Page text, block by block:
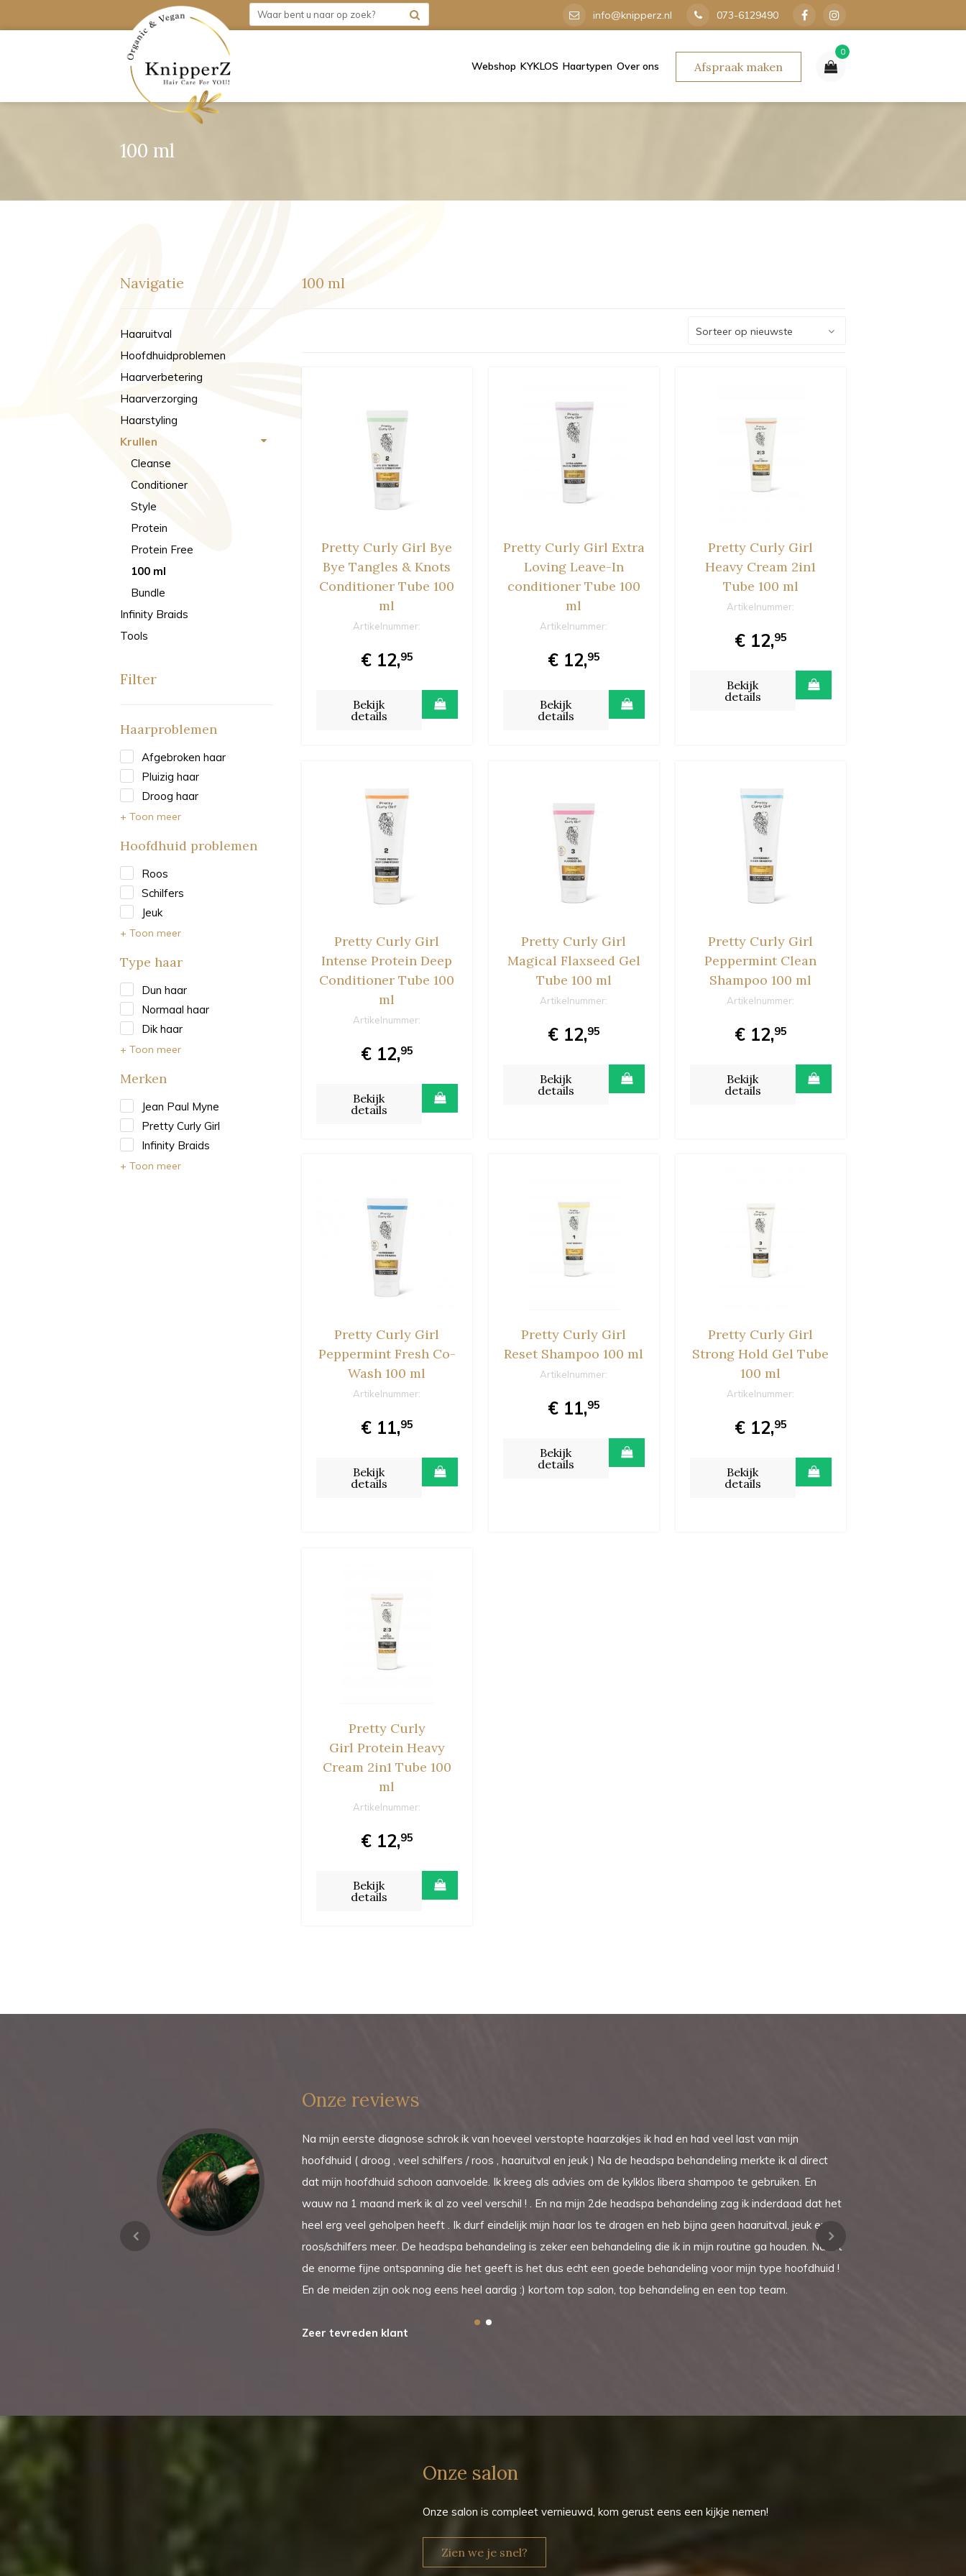
info@knipperz.nl 073-6129490
Webshop KYKLOS Haartypen Over ons Afspraak maken
0
100 ml
Navigatie
Haaruitval
Hoofdhuidproblemen
Haarverbetering
Haarverzorging
Haarstyling
Krullen
Cleanse
Conditioner
Style
Protein
Protein Free
100 ml
Bundle
Infinity Braids
Tools
Filter
Haarproblemen
Afgebroken haar
Pluizig haar
Droog haar
+ Toon meer
Hoofdhuid problemen
Roos
Schilfers
Jeuk
+ Toon meer
Type haar
Dun haar
Normaal haar
Dik haar
+ Toon meer
Merken
Jean Paul Myne
Pretty Curly Girl
Infinity Braids
+ Toon meer
100 ml
Pretty Curly Girl Bye
Bye Tangles & Knots
Conditioner Tube 100
ml
Artikelnummer:
€ 12,95
Bekijk
details
Pretty Curly Girl Extra
Loving Leave-In
conditioner Tube 100
ml
Artikelnummer:
€ 12,95
Bekijk
details
Pretty Curly Girl
Heavy Cream 2in1
Tube 100 ml
Artikelnummer:
€ 12,95
Bekijk
details
Pretty Curly Girl
Intense Protein Deep
Conditioner Tube 100
ml
Artikelnummer:
€ 12,95
Bekijk
details
Pretty Curly Girl
Magical Flaxseed Gel
Tube 100 ml
Artikelnummer:
€ 12,95
Bekijk
details
Pretty Curly Girl
Peppermint Clean
Shampoo 100 ml
Artikelnummer:
€ 12,95
Bekijk
details
Pretty Curly Girl
Peppermint Fresh Co-
Wash 100 ml
Artikelnummer:
€ 11,95
Bekijk
details
Pretty Curly Girl
Reset Shampoo 100 ml
Artikelnummer:
€ 11,95
Bekijk
details
Pretty Curly Girl
Strong Hold Gel Tube
100 ml
Artikelnummer:
€ 12,95
Bekijk
details
Pretty Curly
Girl Protein Heavy
Cream 2in1 Tube 100
ml
Artikelnummer:
€ 12,95
Bekijk
details
Onze reviews
Na mijn eerste diagnose schrok ik van hoeveel verstopte haarzakjes ik had en had veel last van mijn
hoofdhuid ( droog , veel schilfers / roos , haaruitval en jeuk ) Na de headspa behandeling merkte ik al direct
dat mijn hoofdhuid schoon aanvoelde. Ik kreeg als advies om de kylklos libera shampoo te gebruiken. En
wauw na 1 maand merk ik al zo veel verschil ! . En na mijn 2de headspa behandeling zag ik inderdaad dat het
heel erg veel geholpen heeft . Ik durf eindelijk mijn haar los te dragen en heb bijna geen haaruitval, jeuk en
roos/schilfers meer. De headspa behandeling is zeker een behandeling die ik in mijn routine ga houden. Naast
de enorme fijne ontspanning die het geeft is het dus echt een goede behandeling voor mijn type hoofdhuid !
En de meiden zijn ook nog eens heel aardig :) kortom top salon, top behandeling en een top team.
Zeer tevreden klant
Onze salon
Onze salon is compleet vernieuwd, kom gerust eens een kijkje nemen!
Zien we je snel?